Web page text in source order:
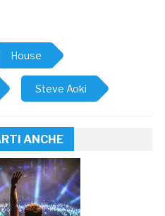
House
Steve Aoki
ANCHE